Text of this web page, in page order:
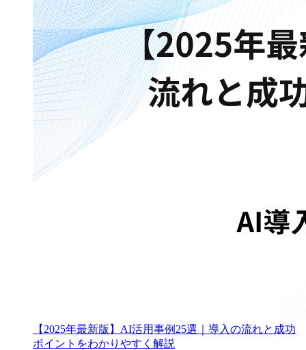
【2025年最新版】AI活用事例25選｜導入の流れと成功
ポイントをわかりやすく解説